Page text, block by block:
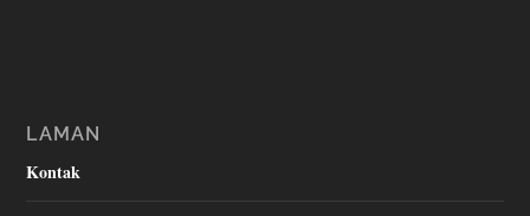
LAMAN
Kontak